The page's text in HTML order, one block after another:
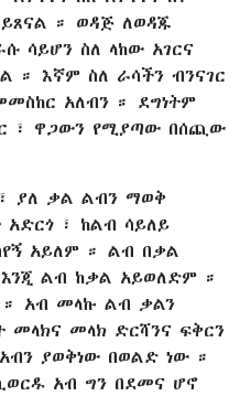
። ወዳጅ ለወዳጁ
ሳይሆን ስለ ላከው አገርና
። እኛም ስለ ራሳችን ብንናገር
አለብን ። ደግነትም
፣ ዋጋውን የሚያጣው በሰጪው
ያለ ቃል ልብን ማወቅ
፣ ከልብ ሳይለይ
አይለም ። ልብ በቃል
ልብ ከቃል አይወለድም ።
አብ መላኩ ልብ ቃልን
መላክ ድርሻንና ፍቅርን
ያወቅነው በወልድ ነው ።
አብ ግን በደመና ሆኖ